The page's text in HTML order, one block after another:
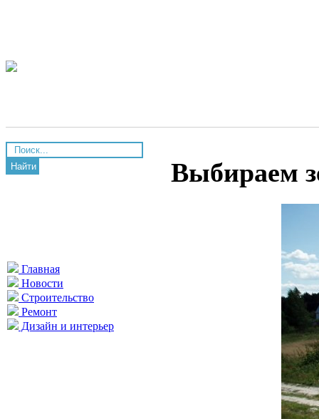
Найти
Главная
Новости
Строительство
Ремонт
Дизайн и интерьер
Выбираем